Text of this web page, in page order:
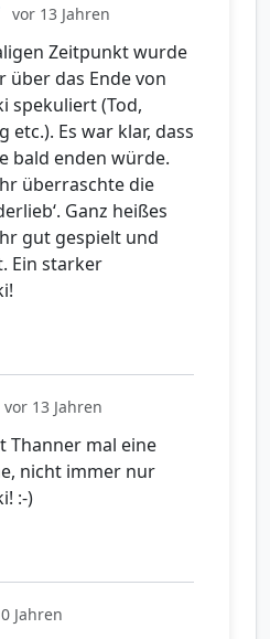
vor 13 Jahren
Zeitpunkt wurde
über das Ende von
spekuliert (Tod,
etc.). Es war klar, dass
bald enden würde.
überraschte die
Ganz heißes
gut gespielt und
Ein starker
vor 13 Jahren
Thanner mal eine
nicht immer nur
:-)
Jahren